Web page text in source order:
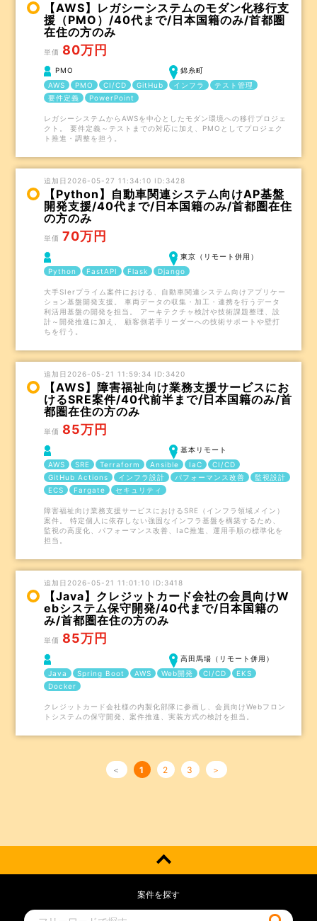
【AWS】レガシーシステムのモダン化移行支
援（PMO）/40代まで/日本国籍のみ/首都圏
在住の方のみ
単価 80万円
PMO
錦糸町
AWS
PMO CI/CD GitHub インフラ
テスト管理
要件定義
PowerPoint
レガシーシステムからAWSを中心としたモダン環境への移行プロジェ
クト。 要件定義～テストまでの対応に加え、PMOとしてプロジェク
ト推進・調整を担う。
追加日2026-05-27 11:34:10 ID:3428
【Python】自動車関連システム向けAP基盤
開発支援/40代まで/日本国籍のみ/首都圏在住
の方のみ
単価 70万円
東京（リモート併用）
Python
FastAPI Flask Django
大手SIerプライム案件における、自動車関連システム向けアプリケー
ション基盤開発支援。 車両データの収集・加工・連携を行うデータ
利活用基盤の開発を担当。 アーキテクチャ検討や技術課題整理、設
計～開発推進に加え、 顧客側若手リーダーへの技術サポートや壁打
ちを行う。
追加日2026-05-21 11:59:34 ID:3420
【AWS】障害福祉向け業務支援サービスにお
けるSRE案件/40代前半まで/日本国籍のみ/首
都圏在住の方のみ
単価 85万円
基本リモート
AWS
SRE Terraform Ansible IaC
CI/CD
GitHub Actions
インフラ設計 パフォーマンス改善
監視設計
ECS
Fargate セキュリティ
障害福祉向け業務支援サービスにおけるSRE（インフラ領域メイン）
案件。 特定個人に依存しない強固なインフラ基盤を構築するため、
監視の高度化、パフォーマンス改善、IaC推進、運用手順の標準化を
担当。
追加日2026-05-21 11:01:10 ID:3418
【Java】クレジットカード会社の会員向けW
ebシステム保守開発/40代まで/日本国籍の
み/首都圏在住の方のみ
単価 85万円
高田馬場（リモート併用）
Java
Spring Boot AWS Web開発 CI/CD
EKS
Docker
クレジットカード会社様の内製化部隊に参画し、会員向けWebフロン
トシステムの保守開発、案件推進、実装方式の検討を担当。
＜ 1 2 3 ＞
案件を探す